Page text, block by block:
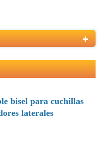
bisel para cuchillas
laterales